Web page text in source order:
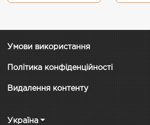
Умови використання
Політика конфіденційності
Видалення контенту
Україна